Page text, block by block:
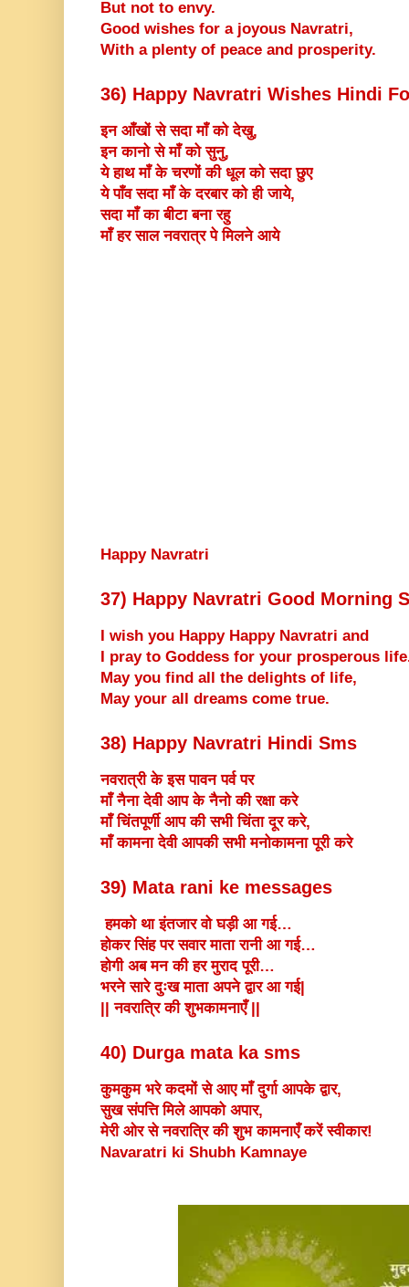
But not to envy.
Good wishes for a joyous Navratri,
With a plenty of peace and prosperity.
36) Happy Navratri Wishes Hindi
इन आँखों से सदा माँ को देखु,
इन कानो से माँ को सुनु,
ये हाथ माँ के चरणों की धूल को सदा छुए
ये पाँव सदा माँ के दरबार को ही जाये,
सदा माँ का बीटा बना रहु
माँ हर साल नवरात्र पे मिलने आये
Happy Navratri
37) Happy Navratri Good Morning
I wish you Happy Happy Navratri and
I pray to Goddess for your prosperous
May you find all the delights of life,
May your all dreams come true.
38) Happy Navratri Hindi Sms
नवरात्री के इस पावन पर्व पर
माँ नैना देवी आप के नैनो की रक्षा करे
माँ चिंतपूर्णी आप की सभी चिंता दूर करे,
माँ कामना देवी आपकी सभी मनोकामना पूरी करे
39) Mata rani ke messages
हमको था इंतजार वो घड़ी आ गई…
होकर सिंह पर सवार माता रानी आ गई…
होगी अब मन की हर मुराद पूरी…
भरने सारे दुःख माता अपने द्वार आ गई|
|| नवरात्रि की शुभकामनाएँ ||
40) Durga mata ka sms
कुमकुम भरे कदमों से आए माँ दुर्गा आपके द्वार,
सुख संपत्ति मिले आपको अपार,
मेरी ओर से नवरात्रि की शुभ कामनाएँ करें स्वीकार!
Navaratri ki Shubh Kamnaye